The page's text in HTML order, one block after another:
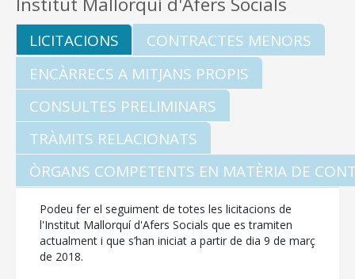
LICITACIONS
CONTRACTES MENORS
ENCÀRRECS A MITJANS PROPIS
CONSULTES PRELIMINARS
TRÀMITS RELACIONATS
ÒRGANS COMPETENTS EN MATÈRIA DE
Podeu fer el seguiment de totes les licitacions de
l'Institut Mallorquí d'Afers Socials que es tramiten
actualment i que s’han iniciat a partir de dia 9 de març
de 2018.